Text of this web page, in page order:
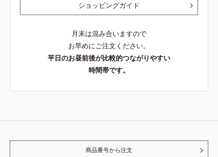
ショッピングガイド
月末は混み合いますので
お早めにご注文ください。
平日のお昼前後が比較的つながりやすい
時間帯です。
商品番号から注文